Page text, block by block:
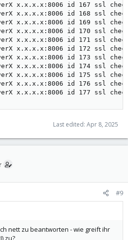
x.x.x.x:8006 id 167 ssl
x.x.x.x:8006 id 168 ssl
x.x.x.x:8006 id 169 ssl
x.x.x.x:8006 id 170 ssl
x.x.x.x:8006 id 171 ssl
x.x.x.x:8006 id 172 ssl
x.x.x.x:8006 id 173 ssl
x.x.x.x:8006 id 174 ssl
x.x.x.x:8006 id 175 ssl
x.x.x.x:8006 id 176 ssl
x.x.x.x:8006 id 177 ssl
Last edited: Apr 8, 2025
#9
nett zu beantworten - wie greift ihr
zu?